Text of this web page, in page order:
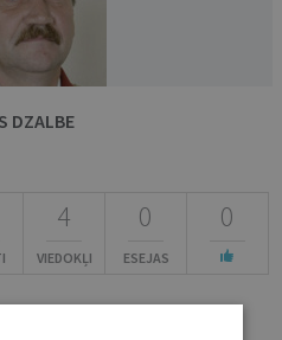
DZALBE
4
VIEDOKĻI
0
ESEJAS
0